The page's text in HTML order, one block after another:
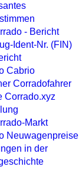
- Bericht
Ident-Nr. (FIN)
Cabrio
Corradofahrer
Corrado.xyz
Markt
Neuwagenpreise
in der